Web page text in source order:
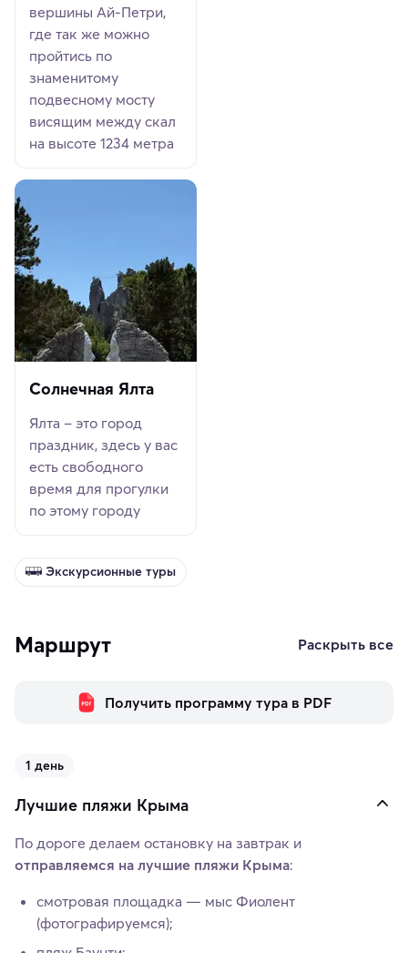
вершины Ай-Петри,
где так же можно
пройтись по
знаменитому
подвесному мосту
висящим между скал
на высоте 1234 метра
Солнечная Ялта
Ялта – это город
праздник, здесь у вас
есть свободного
время для прогулки
по этому городу
Экскурсионные туры
Маршрут Раскрыть все
Получить программу тура в PDF
1 день
Лучшие пляжи Крыма
По дороге делаем остановку на завтрак и
отправляемся на лучшие пляжи Крыма:
смотровая площадка — мыс Фиолент
(фотографируемся);